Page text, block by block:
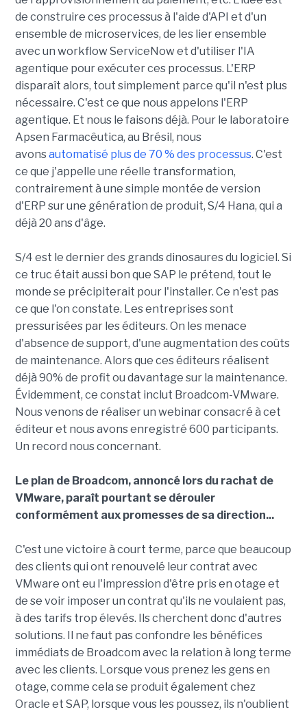
de construire ces processus à l'aide d'API et d'un
ensemble de microservices, de les lier ensemble
avec un workflow ServiceNow et d'utiliser l'IA
agentique pour exécuter ces processus. L'ERP
disparaît alors, tout simplement parce qu'il n'est plus
nécessaire. C'est ce que nous appelons l'ERP
agentique. Et nous le faisons déjà. Pour le laboratoire
Apsen Farmacêutica, au Brésil, nous
avonsautomatisé plus de 70 % des processus. C'est
ce que j'appelle une réelle transformation,
contrairement à une simple montée de version
d'ERP sur une génération de produit, S/4 Hana, qui a
déjà 20 ans d'âge.
S/4 est le dernier des grands dinosaures du logiciel. Si
ce truc était aussi bon que SAP le prétend, tout le
monde se précipiterait pour l'installer. Ce n'est pas
ce que l'on constate. Les entreprises sont
pressurisées par les éditeurs. On les menace
d'absence de support, d'une augmentation des coûts
de maintenance. Alors que ces éditeurs réalisent
déjà 90% de profit ou davantage sur la maintenance.
Évidemment, ce constat inclut Broadcom-VMware.
Nous venons de réaliser un webinar consacré à cet
éditeur et nous avons enregistré 600 participants.
Un record nous concernant.
Le plan de Broadcom, annoncé lors du rachat de
VMware, paraît pourtant se dérouler
conformément aux promesses de sa direction...
C'est une victoire à court terme, parce que beaucoup
des clients qui ont renouvelé leur contrat avec
VMware ont eu l'impression d'être pris en otage et
de se voir imposer un contrat qu'ils ne voulaient pas,
à des tarifs trop élevés. Ils cherchent donc d'autres
solutions. Il ne faut pas confondre les bénéfices
immédiats de Broadcom avec la relation à long terme
avec les clients. Lorsque vous prenez les gens en
otage, comme cela se produit également chez
Oracle et SAP, lorsque vous les poussez, ils n'oublient